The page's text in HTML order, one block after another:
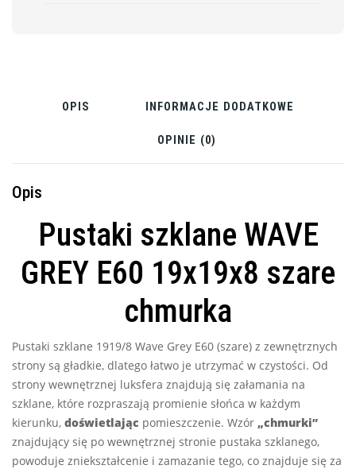
OPIS INFORMACJE DODATKOWE
OPINIE (0)
Opis
Pustaki szklane WAVE
GREY E60 19x19x8 szare
chmurka
Pustaki szklane 1919/8 Wave Grey E60 (szare) z zewnętrznych
strony są gładkie, dlatego łatwo je utrzymać w czystości. Od
strony wewnętrznej luksfera znajdują się załamania na
szklane, które rozpraszają promienie słońca w każdym
kierunku, doświetlając pomieszczenie. Wzór „chmurki”
znajdujący się po wewnętrznej stronie pustaka szklanego,
powoduje zniekształcenie i zamazanie tego, co znajduje się za